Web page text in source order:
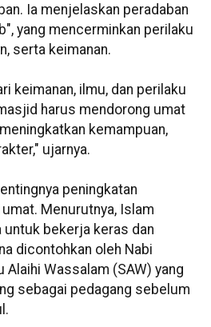
Ia menjelaskan peradaban
yang mencerminkan perilaku
serta keimanan.
keimanan, ilmu, dan perilaku
harus mendorong umat
kemampuan,
ujarnya.
peningkatan
Menurutnya, Islam
untuk bekerja keras dan
dicontohkan oleh Nabi
Alaihi Wassalam (SAW) yang
sebagai pedagang sebelum